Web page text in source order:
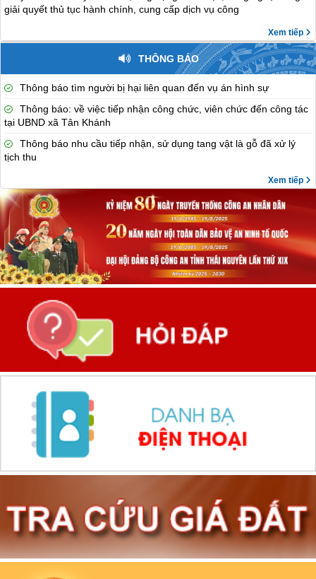
giải quyết thủ tục hành chính, cung cấp dịch vụ công
Xem tiếp
THÔNG BÁO
Thông báo tìm người bị hại liên quan đến vụ án hình sự
Thông báo: về việc tiếp nhận công chức, viên chức đến công tác
tại UBND xã Tân Khánh
Thông báo nhu cầu tiếp nhận, sử dụng tang vật là gỗ đã xử lý
tịch thu
Xem tiếp